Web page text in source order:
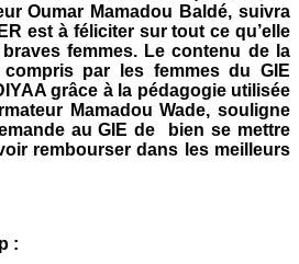
Oumar Mamadou Baldé, suivra
est à féliciter sur tout ce qu’elle
femmes. Le contenu de la
par les femmes du GIE
grâce à la pédagogie utilisée
Mamadou Wade, souligne
au GIE de bien se mettre
rembourser dans les meilleurs
: